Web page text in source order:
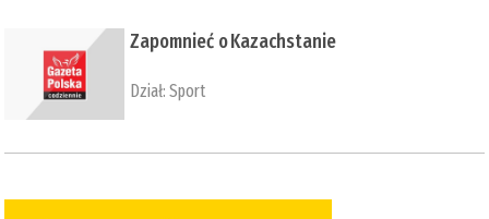
Zapomnieć o Kazachstanie
Dział:Sport